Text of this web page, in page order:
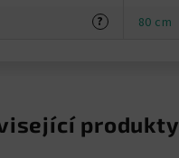
?
80 cm
produkty